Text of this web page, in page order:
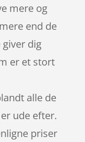
mere og
end de
giver dig
er et stort
alle de
ude efter.
priser